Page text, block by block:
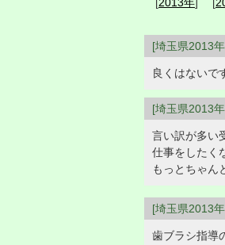
[埼玉県2013
良くはないで
[埼玉県2013
言い訳が多い
仕事をしたく
もっとちゃん
[埼玉県2013
歯ブラシ指導